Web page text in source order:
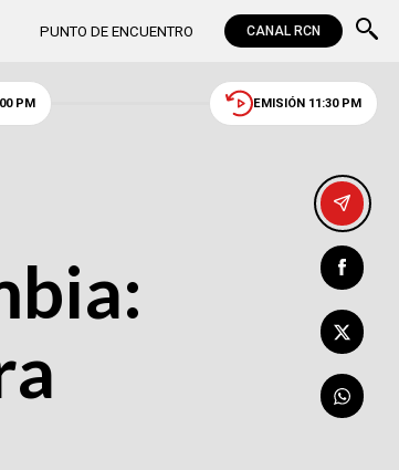
PUNTO DE ENCUENTRO CANAL RCN
PM EMISIÓN 11:30 PM